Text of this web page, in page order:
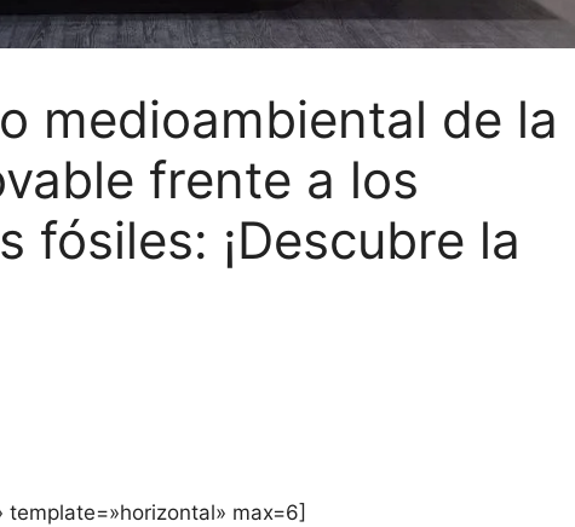
medioambiental de la
frente a los
fósiles: ¡Descubre la
max=6]